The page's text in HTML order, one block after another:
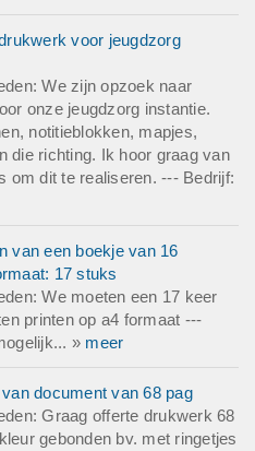
voor jeugdzorg
We zijn opzoek naar
onze jeugdzorg instantie.
notitieblokken, mapjes,
die richting. Ik hoor graag van
om dit te realiseren. --- Bedrijf:
van een boekje van 16
17 stuks
We moeten een 17 keer
printen op a4 formaat ---
» meer
document van 68 pag
Graag offerte drukwerk 68
gebonden bv. met ringetjes